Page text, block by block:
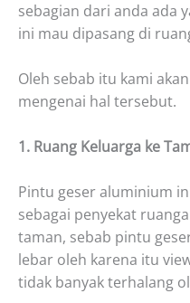
sebagian dari anda ada
ini mau dipasang di
Oleh sebab itu kami
mengenai hal tersebut.
1. Ruang Keluarga ke
Pintu geser aluminium
sebagai penyekat
taman, sebab pintu
lebar oleh karena itu
tidak banyak terhalang